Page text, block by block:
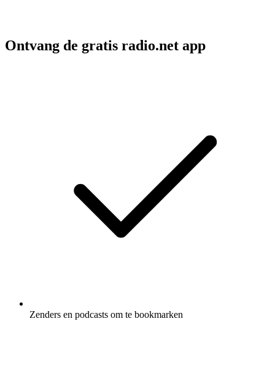
Ontvang de gratis radio.net app
Zenders en podcasts om te bookmarken